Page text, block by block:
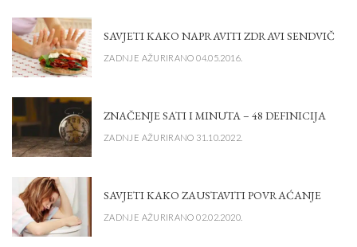
SAVJETI KAKO NAPRAVITI ZDRAVI SENDVIČ
ZADNJE AŽURIRANO 04.05.2016.
ZNAČENJE SATI I MINUTA – 48 DEFINICIJA
ZADNJE AŽURIRANO 31.10.2022.
SAVJETI KAKO ZAUSTAVITI POVRAĆANJE
ZADNJE AŽURIRANO 02.02.2020.